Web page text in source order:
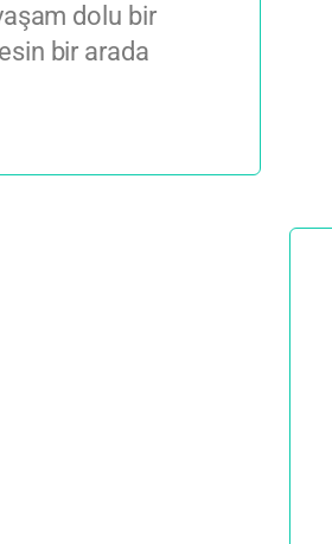
dolu bir
bir arada